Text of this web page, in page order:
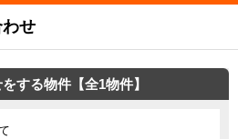
せ
する物件【全1物件】